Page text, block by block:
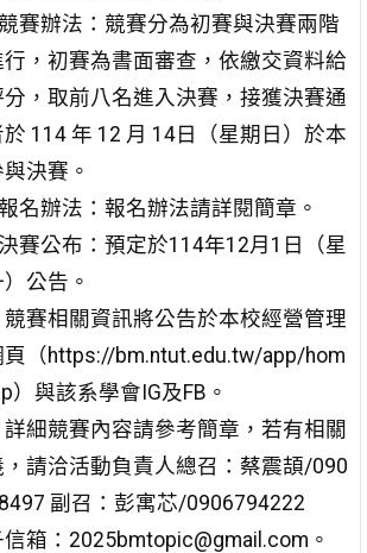
賽辦法：競賽分為初賽與決賽兩階
，初賽為書面審查，依繳交資料給
分，取前八名進入決賽，接獲決賽通
114 年 12 月 14日（星期日）於本
決賽。
名辦法：報名辦法請詳閱簡章。
賽公布：預定於114年12月1日（星
公告。
競賽相關資訊將公告於本校經營管理
頁（https://bm.ntut.edu.tw/app/hom
）與該系學會IG及FB。
詳細競賽內容請參考簡章，若有相關
，請洽活動負責人總召：蔡震頡/090
副召：彭寓芯/0906794222
信箱：2025bmtopic@gmail.com。